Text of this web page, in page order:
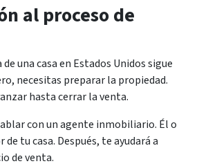
al proceso de
una casa en Estados Unidos sigue
necesitas preparar la propiedad.
hasta cerrar la venta.
con un agente inmobiliario. Él o
tu casa. Después, te ayudará a
de venta.